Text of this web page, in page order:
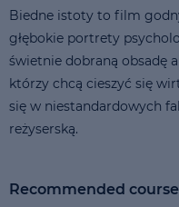
Biedne istoty to film
głębokie portrety
świetnie dobraną obsadę
którzy chcą cieszyć się
się w niestandardowych
reżyserską.
Recommended course